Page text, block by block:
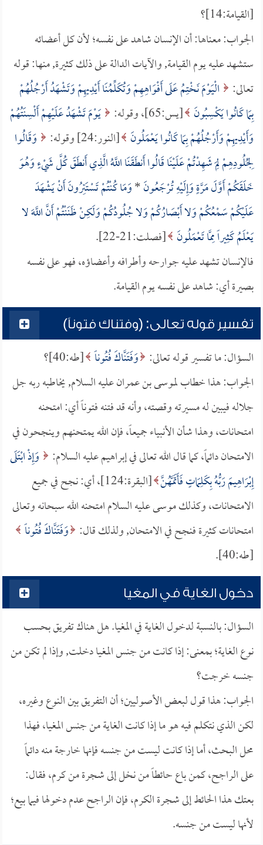
[القيامة:14]؟
الجواب: معناها: أن الإنسان شاهد على نفسه؛ لأن كل أعضائه
ستشهد عليه يوم القيامة, والآيات الدالة على ذلك كثيرة, منها: قوله
تعالى:
الْيَوْمَ نَخْتِمُ عَلَى أَفْوَاهِهِمْ وَتُكَلِّمُنَا أَيْدِيهِمْ وَتَشْهَدُ أَرْجُلُهُمْ
بِمَا كَانُوا يَكْسِبُونَ [يس:65]، وقوله:
يَوْمَ تَشْهَدُ عَلَيْهِمْ أَلْسِنَتُهُمْ
وَأَيْدِيهِمْ وَأَرْجُلُهُمْ بِمَا كَانُوا يَعْمَلُونَ [النور:24] وقوله:
وَقَالُوا
لِجُلُودِهِمْ لِمَ شَهِدْتُمْ عَلَيْنَا قَالُوا أَنطَقَنَا اللَّهُ الَّذِي أَنطَقَ كُلَّ شَيْءٍ وَهُوَ
خَلَقَكُمْ أَوَّلَ مَرَّةٍ وَإِلَيْهِ تُرْجَعُونَ*وَمَا كُنْتُمْ تَسْتَتِرُونَ أَنْ يَشْهَدَ
عَلَيْكُمْ سَمْعُكُمْ وَلا أَبْصَارُكُمْ وَلا جُلُودُكُمْ وَلَكِنْ ظَنَنْتُمْ أَنَّ اللَّهَ لا
يَعْلَمُ كَثِيراً مِمَّا تَعْمَلُونَ [فصلت:21-22].
فالإنسان تشهد عليه جوارحه وأطرافه وأعضاؤه، فهو على نفسه
بصيرة أي: شاهد على نفسه يوم القيامة.
تفسير قوله تعالى: (وفتناك فتوناً)
السؤال: ما تفسير قوله تعالى: وَفَتَنَّاكَ فُتُوناً [طه:40]؟
الجواب: هذا خطاب لموسى بن عمران عليه السلام, يخاطبه ربه جل
جلاله فيبين له مسيرته وقصته، وأنه قد فتنه فتوناً أي: امتحنه
امتحانات، وهذا شأن الأنبياء جميعاً، فإن الله يمتحنهم وينجحون في
الامتحان دائماً، كما قال الله تعالى في إبراهيم عليه السلام:
وَإِذْ ابْتَلَى
إِبْرَاهِيمَ رَبُّهُ بِكَلِمَاتٍ فَأَتَمَّهُنَّ
[البقرة:124]، أي: نجح في جميع
الامتحانات، وكذلك موسى عليه السلام امتحنه الله سبحانه وتعالى
امتحانات كثيرة فنجح في الامتحان, ولذلك قال: وَفَتَنَّاكَ فُتُوناً
[طه:40].
دخول الغاية في المغيا
السؤال: بالنسبة لدخول الغاية في المغيا. هل هناك تفريق بحسب
نوع الغاية؛ بمعنى: إذا كانت من جنس المغيا دخلت, وإذا لم تكن من
جنسه خرجت؟
الجواب: هذا قول لبعض الأصوليين؛ أن التفريق بين النوع وغيره،
لكن الذي نتكلم فيه هو ما إذا كانت الغاية من جنس المغيا، فهذا
محل البحث، أما إذا كانت ليست من جنسه فإنها خارجة منه دائماً
على الراجح، كمن باع حائطاً من نخل إلى شجرة من كرم، فقال:
بعتك هذا الحائط إلى شجرة الكرم، فإن الراجح عدم دخولها فيما بيع؛
لأنها ليست من جنسه.